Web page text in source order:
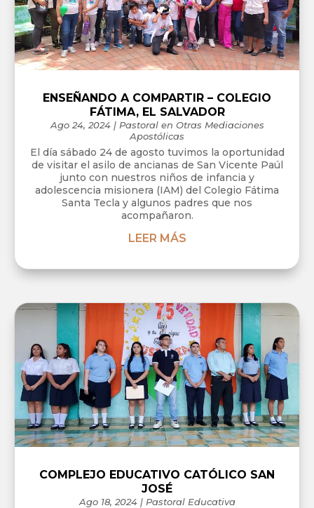
ENSEÑANDO A COMPARTIR – COLEGIO
FÁTIMA, EL SALVADOR
Ago 24, 2024| Pastoral en Otras Mediaciones
Apostólicas
El día sábado 24 de agosto tuvimos la oportunidad
de visitar el asilo de ancianas de San Vicente Paúl
junto con nuestros niños de infancia y
adolescencia misionera (IAM) del Colegio Fátima
Santa Tecla y algunos padres que nos
acompañaron.
LEER MÁS
COMPLEJO EDUCATIVO CATÓLICO SAN
JOSÉ
Ago 18, 2024| Pastoral Educativa